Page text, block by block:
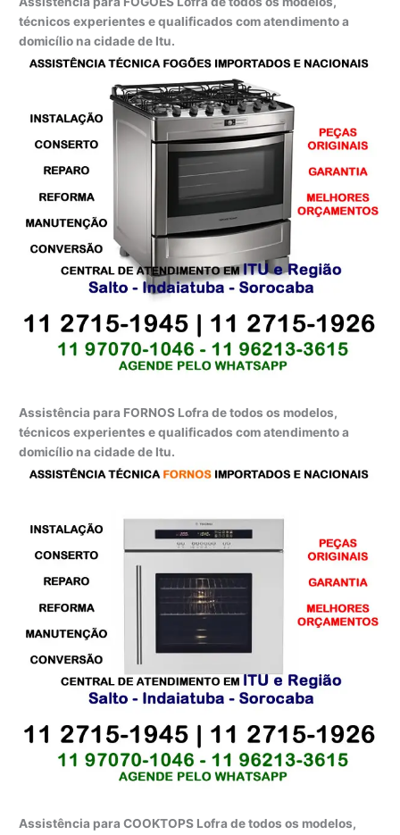
técnicos experientes e qualificados com atendimento a
domicílio na cidade de Itu.
Assistência para FORNOS Lofra de todos os modelos,
técnicos experientes e qualificados com atendimento a
domicílio na cidade de Itu.
Assistência para COOKTOPS Lofra de todos os modelos,